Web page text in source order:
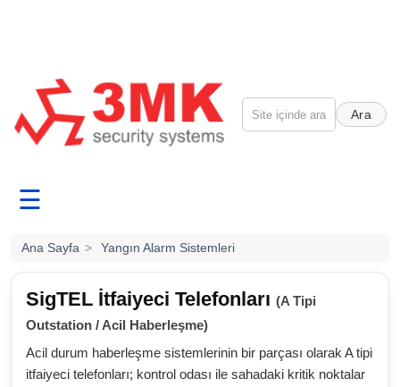
Ara
☰
Ana Sayfa > Yangın Alarm Sistemleri
SigTEL İtfaiyeci Telefonları (A Tipi
Outstation / Acil Haberleşme)
Acil durum haberleşme sistemlerinin bir parçası olarak A tipi
itfaiyeci telefonları; kontrol odası ile sahadaki kritik noktalar